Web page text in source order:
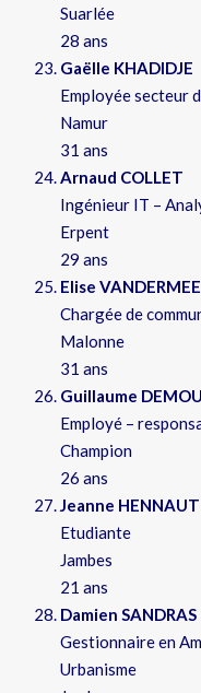
Suarlée
28 ans
Gaëlle KHADIDJE
Employée secteur
Namur
31 ans
Arnaud COLLET
Ingénieur IT –
Erpent
29 ans
Elise
Chargée de
Malonne
31 ans
Guillaume
Employé –
Champion
26 ans
Jeanne HENNAUT
Etudiante
Jambes
21 ans
Damien SANDRAS
Gestionnaire en
Urbanisme